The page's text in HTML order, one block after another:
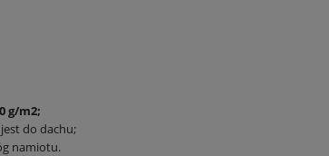
g/m2;
do dachu;
namiotu.